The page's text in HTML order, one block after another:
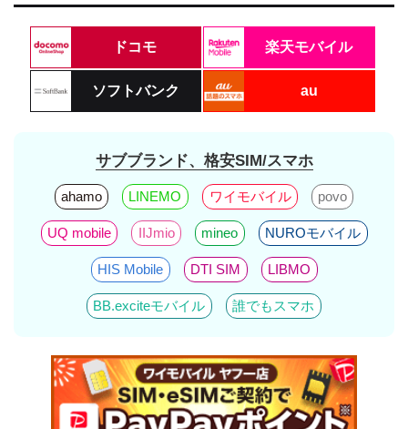
ドコモ 楽天モバイル
ソフトバンク au
サブブランド、格安SIM/スマホ
ahamo LINEMO ワイモバイル povo
UQ mobile IIJmio mineo NUROモバイル
HIS Mobile DTI SIM LIBMO
BB.exciteモバイル 誰でもスマホ